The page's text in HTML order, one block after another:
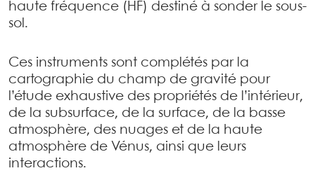
haute fréquence (HF) destiné à sonder le sous-
sol.
Ces instruments sont complétés par la
cartographie du champ de gravité pour
l’étude exhaustive des propriétés de l’intérieur,
de la subsurface, de la surface, de la basse
atmosphère, des nuages et de la haute
atmosphère de Vénus, ainsi que leurs
interactions.